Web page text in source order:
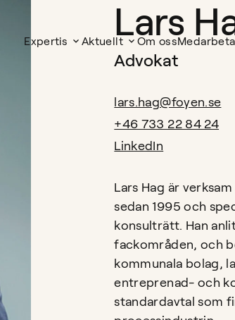
Expertis Aktuellt Om oss
Lars
Advokat
lars.hag@foyen.se
+46 733 22 84 24
LinkedIn
Lars Hag är
sedan 1995 och
konsulträtt. Han
fackområden, och
kommunala bolag,
entreprenad- och
standardavtal som